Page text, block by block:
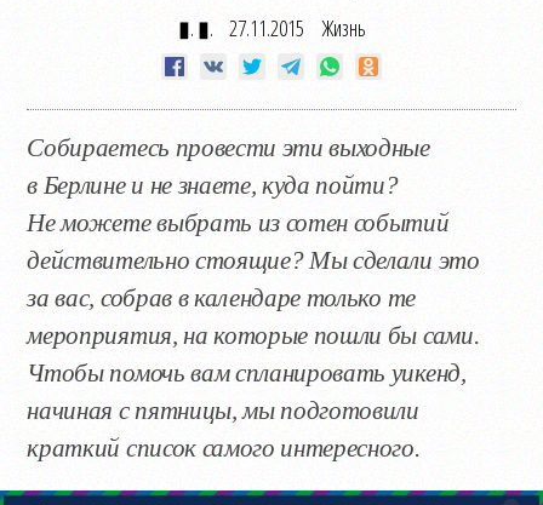
▮. ▮. 27.11.2015Жизнь
Собираетесь провести эти выходные
в Берлине и не знаете, куда пойти?
Не можете выбрать из сотен событий
действительно стоящие? Мы сделали это
за вас, собрав в календаре только те
мероприятия, на которые пошли бы сами.
Чтобы помочь вам спланировать уикенд,
начиная с пятницы, мы подготовили
краткий список самого интересного.